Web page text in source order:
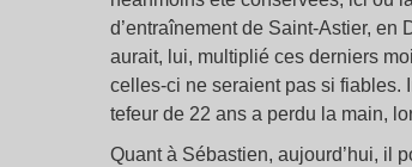
d’entraînement de Saint-Astier, en
aurait, lui, multiplié ces derniers
celles-ci ne seraient pas si fiables.
tefeur de 22 ans a perdu la main,
Quant à Sébastien, aujourd’hui, il